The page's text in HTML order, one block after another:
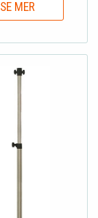
SE MER